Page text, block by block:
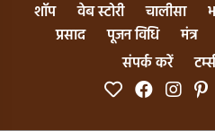
शॉप वेब स्टोरी चालीसा
प्रसाद
पूजन विधि मंत्र
संपर्क करें